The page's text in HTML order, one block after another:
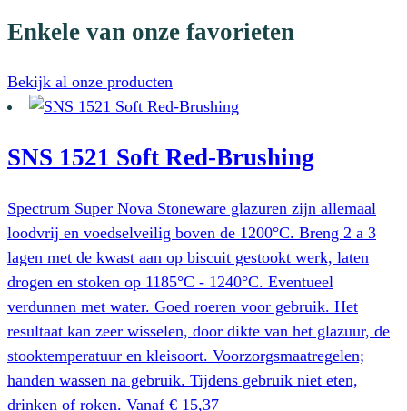
Enkele van onze favorieten
Bekijk al onze producten
SNS 1521 Soft Red-Brushing
Spectrum Super Nova Stoneware glazuren zijn allemaal
loodvrij en voedselveilig boven de 1200°C. Breng 2 a 3
lagen met de kwast aan op biscuit gestookt werk, laten
drogen en stoken op 1185°C - 1240°C. Eventueel
verdunnen met water. Goed roeren voor gebruik. Het
resultaat kan zeer wisselen, door dikte van het glazuur, de
stooktemperatuur en kleisoort. Voorzorgsmaatregelen;
handen wassen na gebruik. Tijdens gebruik niet eten,
drinken of roken. Vanaf € 15,37